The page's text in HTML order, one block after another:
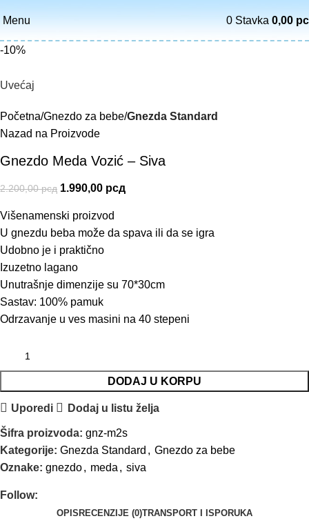
Menu 0 Stavka 0,00
-10%
Uvećaj
Početna Gnezdo za bebe Gnezda Standard
Nazad na Proizvode
Gnezdo Meda Vozić – Siva
2.200,00рсд 1.990,00 рсд
Višenamenski proizvod
U gnezdu beba može da spava ili da se igra
Udobno je i praktično
Izuzetno lagano
Unutrašnje dimenzije su 70*30cm
Sastav: 100% pamuk
Odrzavanje u ves masini na 40 stepeni
DODAJ U KORPU
Uporedi Dodaj u listu želja
Šifra proizvoda: gnz-m2s
Kategorije: Gnezda Standard , Gnezdo za bebe
Oznake: gnezdo, meda , siva
Follow:
OPIS RECENZIJE (0)TRANSPORT I ISPORUKA